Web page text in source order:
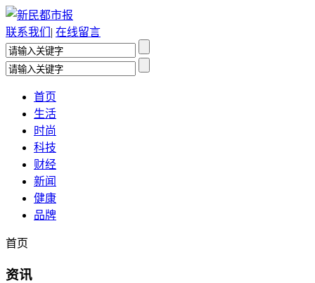
联系我们 | 在线留言
首页
生活
时尚
科技
财经
新闻
健康
品牌
首页
资讯